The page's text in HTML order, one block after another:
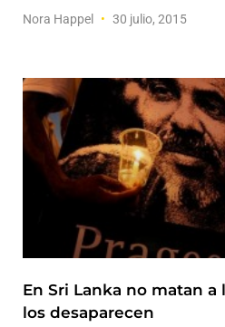
Nora Happel 30 julio, 2015
En Sri Lanka no matan a
los desaparecen